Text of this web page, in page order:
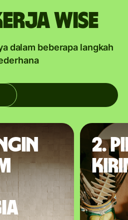
Wise
dalam beberapa langkah
2.